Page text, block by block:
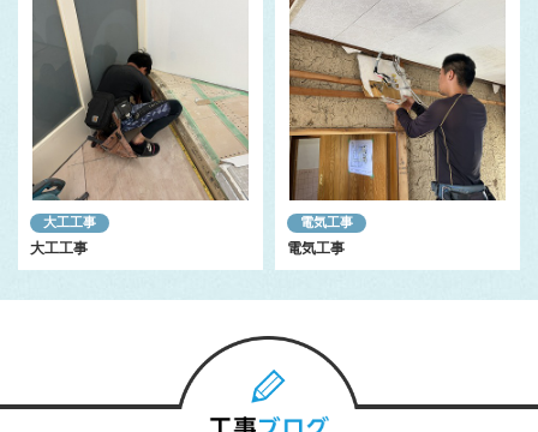
大工工事
大工工事
電気工事
電気工事